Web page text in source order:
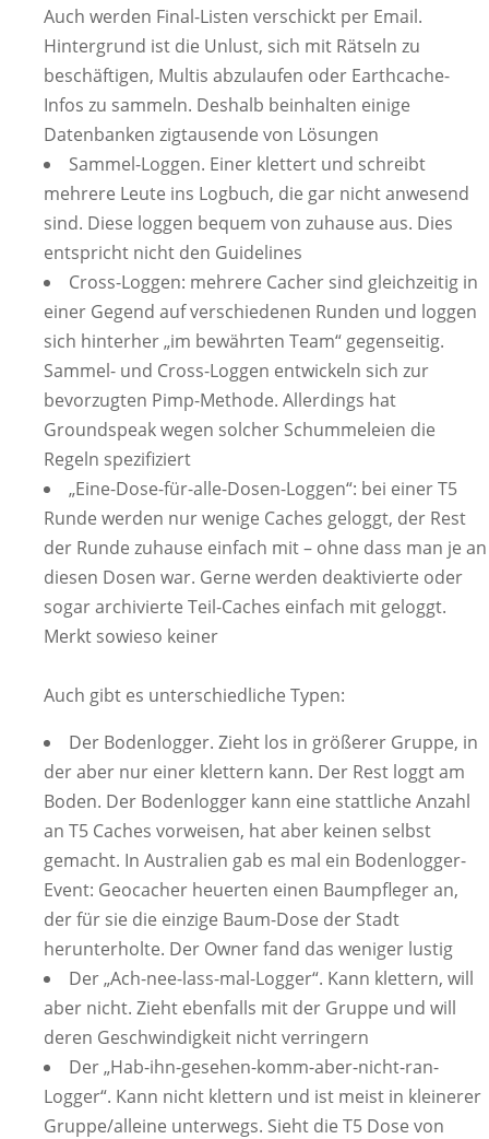
Auch werden Final-Listen verschickt per Email.
Hintergrund ist die Unlust, sich mit Rätseln zu
beschäftigen, Multis abzulaufen oder Earthcache-
Infos zu sammeln. Deshalb beinhalten einige
Datenbanken zigtausende von Lösungen
Sammel-Loggen. Einer klettert und schreibt
mehrere Leute ins Logbuch, die gar nicht anwesend
sind. Diese loggen bequem von zuhause aus. Dies
entspricht nicht den Guidelines
Cross-Loggen: mehrere Cacher sind gleichzeitig in
einer Gegend auf verschiedenen Runden und loggen
sich hinterher „im bewährten Team“ gegenseitig.
Sammel- und Cross-Loggen entwickeln sich zur
bevorzugten Pimp-Methode. Allerdings hat
Groundspeak wegen solcher Schummeleien die
Regeln spezifiziert
„Eine-Dose-für-alle-Dosen-Loggen“: bei einer T5
Runde werden nur wenige Caches geloggt, der Rest
der Runde zuhause einfach mit – ohne dass man je an
diesen Dosen war. Gerne werden deaktivierte oder
sogar archivierte Teil-Caches einfach mit geloggt.
Merkt sowieso keiner
Auch gibt es unterschiedliche Typen:
Der Bodenlogger. Zieht los in größerer Gruppe, in
der aber nur einer klettern kann. Der Rest loggt am
Boden. Der Bodenlogger kann eine stattliche Anzahl
an T5 Caches vorweisen, hat aber keinen selbst
gemacht. In Australien gab es mal ein Bodenlogger-
Event: Geocacher heuerten einen Baumpfleger an,
der für sie die einzige Baum-Dose der Stadt
herunterholte. Der Owner fand das weniger lustig
Der „Ach-nee-lass-mal-Logger“. Kann klettern, will
aber nicht. Zieht ebenfalls mit der Gruppe und will
deren Geschwindigkeit nicht verringern
Der „Hab-ihn-gesehen-komm-aber-nicht-ran-
Logger“. Kann nicht klettern und ist meist in kleinerer
Gruppe/alleine unterwegs. Sieht die T5 Dose von